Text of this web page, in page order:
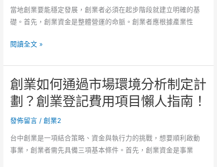
理
與
請
程
規
劃！
管
道
策
開
公
司
流
程
准
時
當地創業要能穩定發展，創業者必須在起步階段就建立明確的基
礎。首先，創業資金是整體營運的命脈。創業者應根據產業性
創
如
何
選
擇
正
的
資
閱讀全文 »
創業如何通過市場環境分析制定計
劃？創業登記費用項目懶人指南！
發佈留言 /創業2
台中創業是一項結合策略、資金與執行力的挑戰，想要順利啟動
事業，創業者需先具備三項基本條件。首先，創業資金是事業